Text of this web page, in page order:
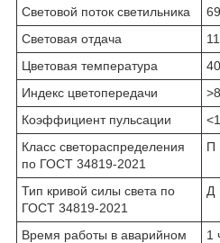
Световой поток светильника
Световая отдача
Цветовая температура
Индекс цветопередачи
Коэффициент пульсации
Класс светораспределения
по ГОСТ 34819-2021
П
Тип кривой силы света по
ГОСТ 34819-2021
Д
Время работы в аварийном
1